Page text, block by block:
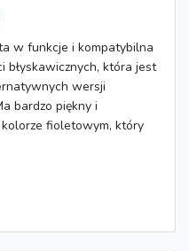
w funkcje i kompatybilna
błyskawicznych, która jest
wersji
bardzo piękny i
fioletowym, który